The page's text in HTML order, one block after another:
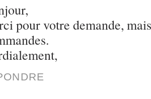
pour votre demande,